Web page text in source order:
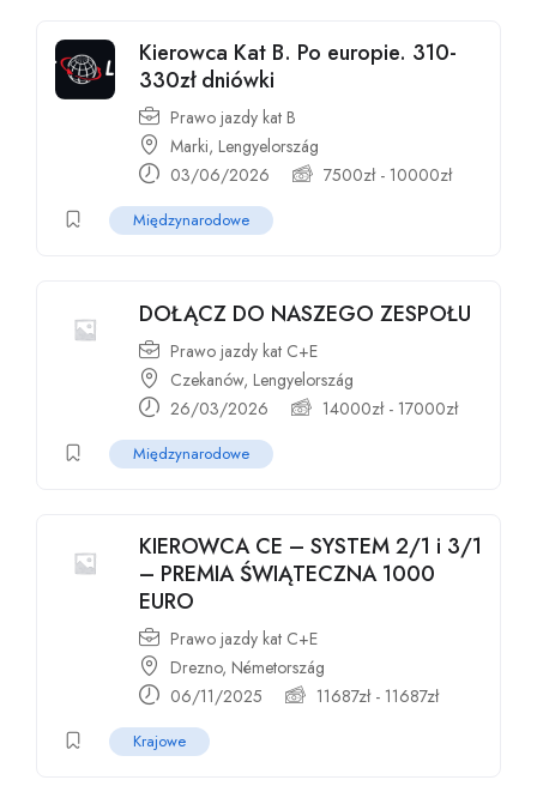
Kierowca Kat B. Po europie. 310-
330zł dniówki
Prawo jazdy kat B
Marki, Lengyelország
03/06/2026
7500zł- 10000zł
Międzynarodowe
DOŁĄCZ DO NASZEGO ZESPOŁU
Prawo jazdy kat C+E
Czekanów, Lengyelország
26/03/2026
14000zł- 17000zł
Międzynarodowe
KIEROWCA CE – SYSTEM 2/1 i 3/1
– PREMIA ŚWIĄTECZNA 1000
EURO
Prawo jazdy kat C+E
Drezno, Németország
06/11/2025
11687zł- 11687zł
Krajowe